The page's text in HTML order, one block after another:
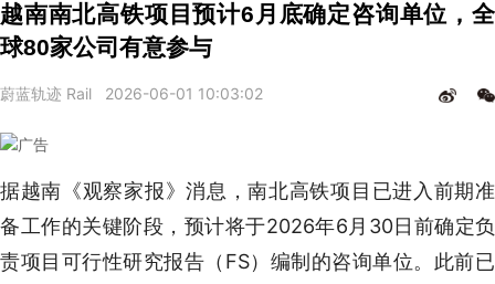
越南南北高铁项目预计6月底确定咨询单位，全
球80家公司有意参与
蔚蓝轨迹 Rail 2026-06-01 10:03:02
据越南《观察家报》消息，南北高铁项目已进入前期准
备工作的关键阶段，预计将于2026年6月30日前确定负
责项目可行性研究报告（FS）编制的咨询单位。此前已